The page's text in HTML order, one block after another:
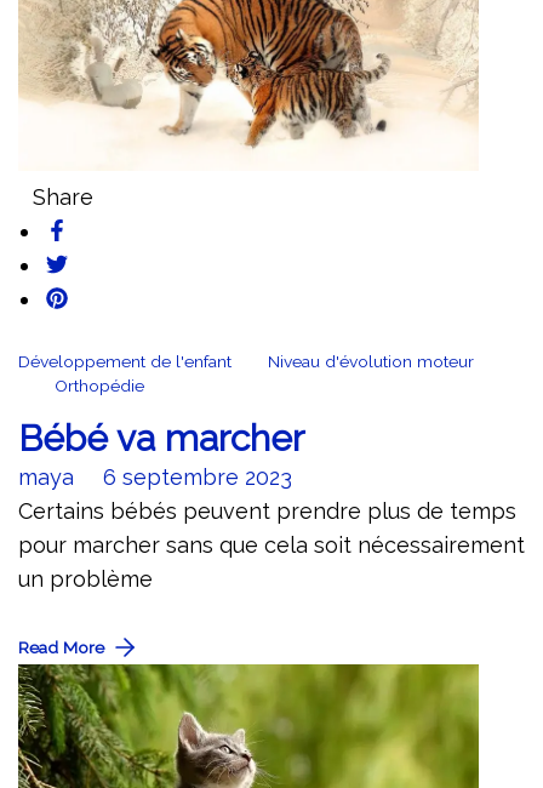
Share
Développement de l'enfant
Niveau d'évolution moteur
Orthopédie
Bébé va marcher
maya
6 septembre 2023
Certains bébés peuvent prendre plus de temps
pour marcher sans que cela soit nécessairement
un problème
Read More